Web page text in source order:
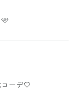
ーデ🤍